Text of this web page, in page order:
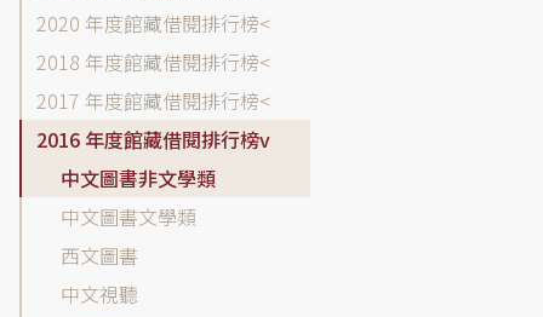
排
行
榜
各
年
2020 年度館藏借閱排行榜
2018 年度館藏借閱排行榜
2017 年度館藏借閱排行榜
2016 年度館藏借閱排行榜
中文圖書非文學類
中文圖書文學類
西文圖書
中文視聽